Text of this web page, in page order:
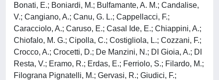
Bonati, E.; Boniardi, M.; Bulfamante, A. M.; Candalise,
V.; Cangiano, A.; Canu, G. L.; Cappellacci, F.;
Caracciolo, A.; Caruso, E.; Casal Ide, E.; Chiappini, A.;
Chiofalo, M. G.; Cipolla, C.; Costigliola, L.; Cozzani, F.;
Crocco, A.; Crocetti, D.; De Manzini, N.; DI Gioia, A.; DI
Resta, V.; Eramo, R.; Erdas, E.; Ferriolo, S.; Filardo, M.;
Filograna Pignatelli, M.; Gervasi, R.; Giudici, F.;